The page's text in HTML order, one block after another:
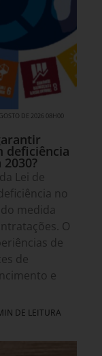
DE 2026 08H00
deficiência
Lei de
no
medida
O
de
de
e
DE LEITURA